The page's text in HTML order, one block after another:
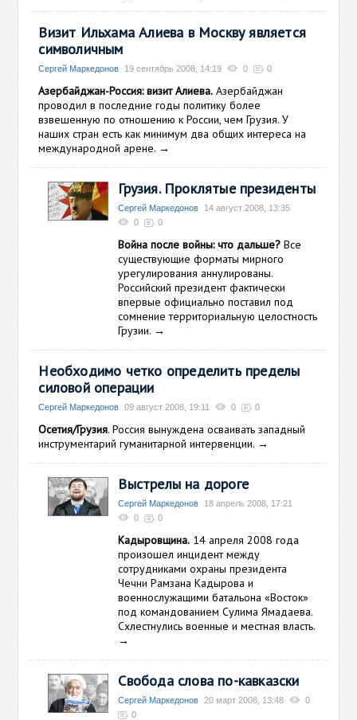
Визит Ильхама Алиева в Москву является
символичным
Сергей Маркедонов 19 сентябрь 2008, 14:19 0 0
Азербайджан-Россия: визит Алиева. Азербайджан
проводил в последние годы политику более
взвешенную по отношению к России, чем Грузия. У
наших стран есть как минимум два общих интереса на
международной арене. →
Грузия. Проклятые президенты
Сергей Маркедонов
14 август 2008, 13:35
0
0
Война после войны: что дальше? Все
существующие форматы мирного
урегулирования аннулированы.
Российский президент фактически
впервые официально поставил под
сомнение территориальную целостность
Грузии. →
Необходимо четко определить пределы
силовой операции
Сергей Маркедонов 09 август 2008, 19:11 0 0
Осетия/Грузия. Россия вынуждена осваивать западный
инструментарий гуманитарной интервенции. →
Выстрелы на дороге
Сергей Маркедонов
18 апрель 2008, 17:21
0
0
Кадыровщина. 14 апреля 2008 года
произошел инцидент между
сотрудниками охраны президента
Чечни Рамзана Кадырова и
военнослужащими батальона «Восток»
под командованием Сулима Ямадаева.
Схлестнулись военные и местная власть.
→
Свобода слова по-кавказски
Сергей Маркедонов 20 март 2008, 13:48
0
0